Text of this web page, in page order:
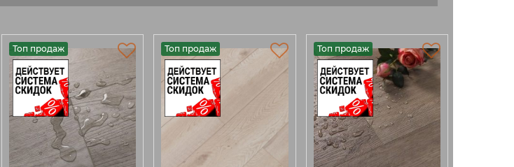
Топ продаж Топ продаж Топ продаж